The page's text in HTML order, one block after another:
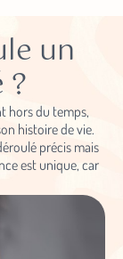
un
?
du temps,
histoire de vie.
précis mais
est unique, car